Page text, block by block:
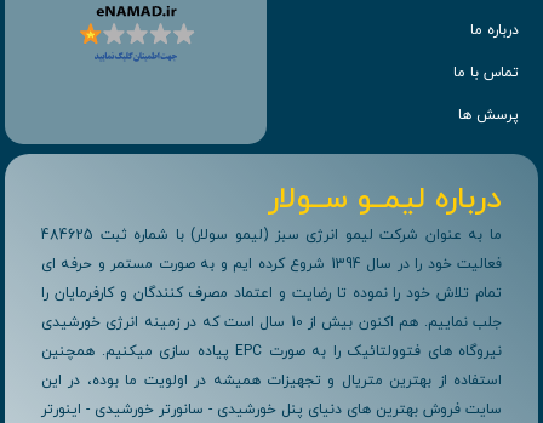
درباره ما
تماس با ما
پرسش ها
درباره لیمــو ســولار
ما به عنوان شرکت لیمو انرژی سبز (لیمو سولار) با شماره ثبت 484625
فعالیت خود را در سال 1394 شروع کرده ایم و به صورت مستمر و حرفه ای
تمام تلاش خود را نموده تا رضایت و اعتماد مصرف کنندگان و کارفرمایان را
جلب نماییم. هم اکنون بیش از 10 سال است که در زمینه انرژی خورشیدی
نیروگاه های فتوولتائیک را به صورت EPC پیاده سازی میکنیم. همچنین
استفاده از بهترین متریال و تجهیزات همیشه در اولویت ما بوده، در این
سایت فروش بهترین های دنیای پنل خورشیدی - سانورتر خورشیدی - اینورتر